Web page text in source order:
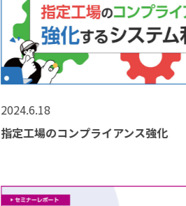
2024.6.18
指定工場のコンプライアンス強化